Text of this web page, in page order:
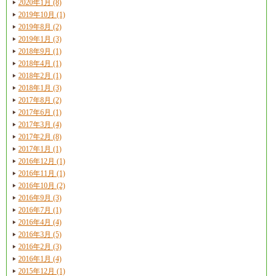
2020年1月 (8)
2019年10月 (1)
2019年8月 (2)
2019年1月 (3)
2018年9月 (1)
2018年4月 (1)
2018年2月 (1)
2018年1月 (3)
2017年8月 (2)
2017年6月 (1)
2017年3月 (4)
2017年2月 (8)
2017年1月 (1)
2016年12月 (1)
2016年11月 (1)
2016年10月 (2)
2016年9月 (3)
2016年7月 (1)
2016年4月 (4)
2016年3月 (5)
2016年2月 (3)
2016年1月 (4)
2015年12月 (1)